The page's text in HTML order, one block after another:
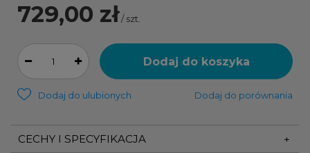
729,00 zł/szt.
Dodaj do koszyka
Dodaj do ulubionych Dodaj do porównania
CECHY I SPECYFIKACJA